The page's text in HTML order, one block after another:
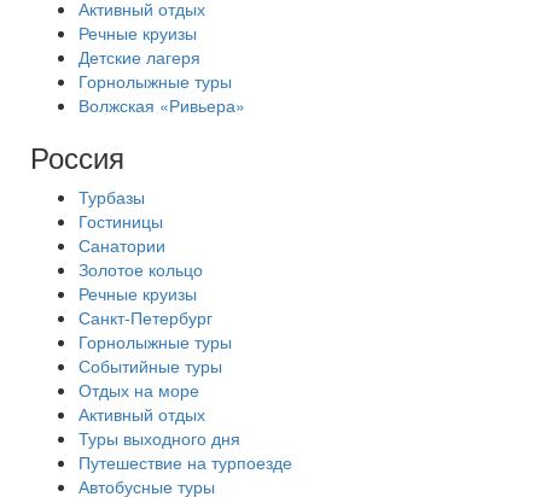
Активный отдых
Речные круизы
Детские лагеря
Горнолыжные туры
Волжская «Ривьера»
Россия
Турбазы
Гостиницы
Санатории
Золотое кольцо
Речные круизы
Санкт-Петербург
Горнолыжные туры
Событийные туры
Отдых на море
Активный отдых
Туры выходного дня
Путешествие на турпоезде
Автобусные туры